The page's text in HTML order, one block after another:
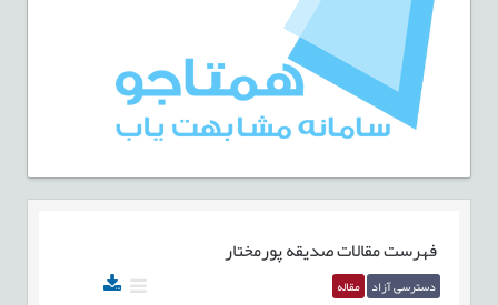
فهرست مقالاتصدیقه پورمختار
دسترسی آزاد مقاله